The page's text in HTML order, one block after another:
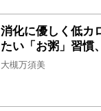
消化に優しく低カ
たい「お粥」習慣
大槻万須美